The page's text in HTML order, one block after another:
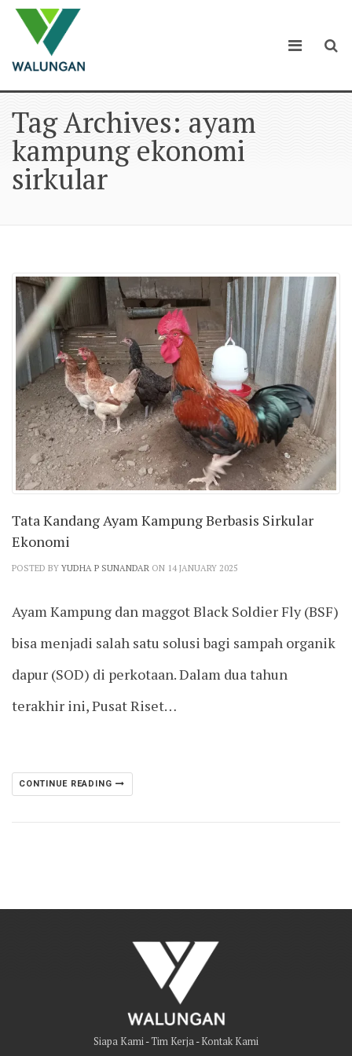
Tag Archives: ayam
kampung ekonomi
sirkular
Tata Kandang Ayam Kampung Berbasis Sirkular
Ekonomi
POSTED BY YUDHA P SUNANDAR ON 14 JANUARY 2025
Ayam Kampung dan maggot Black Soldier Fly (BSF)
bisa menjadi salah satu solusi bagi sampah organik
dapur (SOD) di perkotaan. Dalam dua tahun
terakhir ini, Pusat Riset…
CONTINUE READING
Siapa Kami-Tim Kerja-Kontak Kami